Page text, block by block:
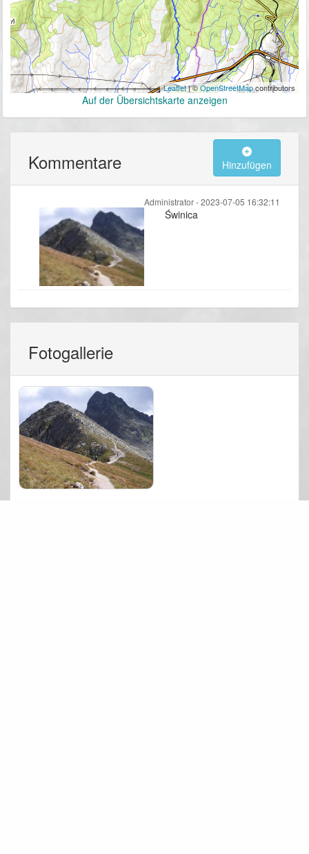
Leaflet| ©OpenStreetMapcontributors
Auf der Übersichtskarte anzeigen
Kommentare Hinzufügen
Administrator -2023-07-05 16:32:11
Świnica
Fotogallerie